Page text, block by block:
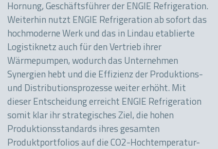
Hornung, Geschäftsführer der ENGIE Refrigeration.
Weiterhin nutzt ENGIE Refrigeration ab sofort das
hochmoderne Werk und das in Lindau etablierte
Logistiknetz auch für den Vertrieb ihrer
Wärmepumpen, wodurch das Unternehmen
Synergien hebt und die Effizienz der Produktions-
und Distributionsprozesse weiter erhöht. Mit
dieser Entscheidung erreicht ENGIE Refrigeration
somit klar ihr strategisches Ziel, die hohen
Produktionsstandards ihres gesamten
Produktportfolios auf die CO2-Hochtemperatur-